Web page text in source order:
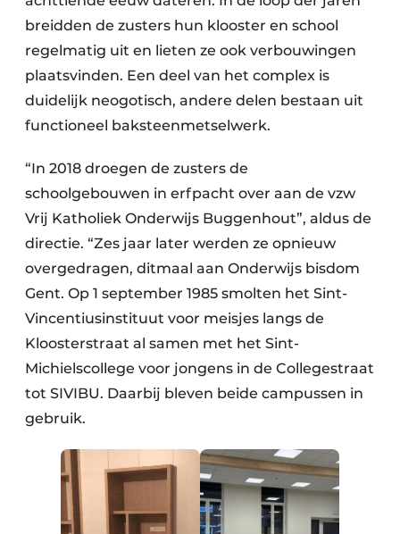
breidden de zusters hun klooster en school
regelmatig uit en lieten ze ook verbouwingen
plaatsvinden. Een deel van het complex is
duidelijk neogotisch, andere delen bestaan uit
functioneel baksteenmetselwerk.
“In 2018 droegen de zusters de
schoolgebouwen in erfpacht over aan de vzw
Vrij Katholiek Onderwijs Buggenhout”, aldus de
directie. “Zes jaar later werden ze opnieuw
overgedragen, ditmaal aan Onderwijs bisdom
Gent. Op 1 september 1985 smolten het Sint-
Vincentiusinstituut voor meisjes langs de
Kloosterstraat al samen met het Sint-
Michielscollege voor jongens in de Collegestraat
tot SIVIBU. Daarbij bleven beide campussen in
gebruik.